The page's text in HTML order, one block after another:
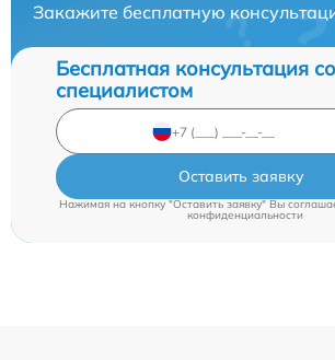
Закажите бесплатную
Бесплатная консультация со
специалистом
Оставить заявку
Нажимая на кнопку "Оставить заявку" Вы
конфиденциальности